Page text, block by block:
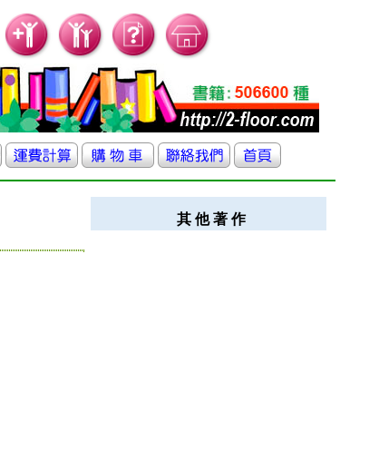
其 他 著 作